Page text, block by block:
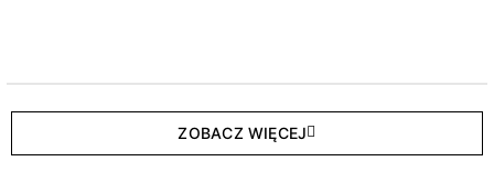
ZOBACZ WIĘCEJ